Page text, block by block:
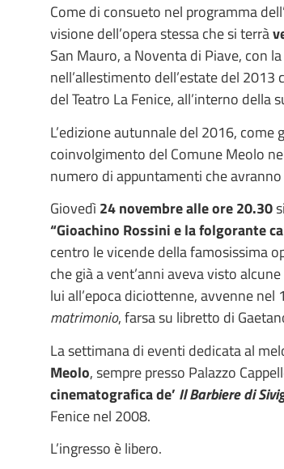
Come di consueto nel programma
visione dell’opera stessa che si terrà
San Mauro, a Noventa di Piave, con la
nell’allestimento dell’estate del 2013
del Teatro La Fenice, all’interno della
L’edizione autunnale del 2016,
coinvolgimento del Comune Meolo
numero di appuntamenti che
Giovedì 24 novembre alle ore 20.30
“Gioachino Rossini e la folgorante
centro le vicende della famosissima
che già a vent’anni aveva visto
lui all’epoca diciottenne, avvenne nel
matrimonio, farsa su libretto di
La settimana di eventi dedicata al
Meolo, sempre presso Palazzo
cinematografica de’ Il Barbiere di
Fenice nel 2008.
L’ingresso è libero.